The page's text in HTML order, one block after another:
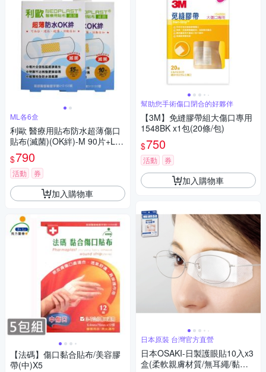
ML各6盒
利歐 醫療用貼布防水超薄傷口
貼布(滅菌)(OK絆)-M 90片+L 6
0片
$790
活動 券
加入購物車
【法碼】傷口黏合貼布/美容膠
帶(中)X5
幫助您手術傷口閉合的好夥伴
【3M】免縫膠帶組大傷口專用
1548BK x1包(20條/包)
$750
活動 券
加入購物車
日本原裝 台灣官方直營
日本OSAKI-日製護眼貼10入x3
盒(柔軟親膚材質/無耳繩/黏貼